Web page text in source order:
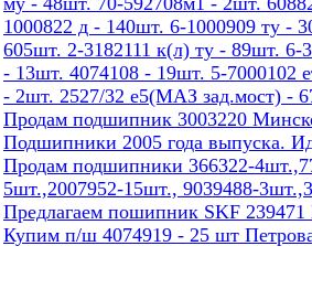
1000822 д - 140шт. 6-1000909 ту -
605шт. 2-3182111 к(л) ту - 89шт.
- 13шт. 4074108 - 19шт. 5-7000102
- 2шт. 2527/32 е5(МАЗ зад.мост) -
Продам подшипник 3003220
Подшипники 2005 года выпуска.
Продам подшипники 366322-
5шт.,2007952-15шт., 9039488-
Предлагаем пошипник SKF 239471
Купим п/ш 4074919 - 25 шт